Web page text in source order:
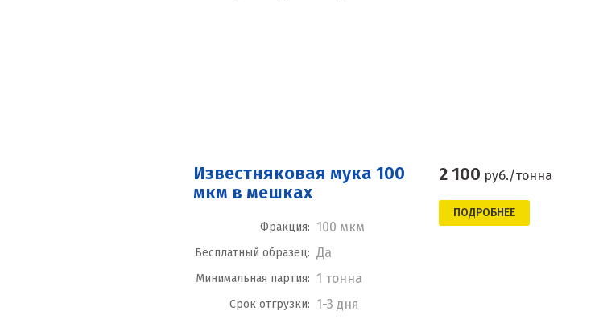
Известняковая мука 100
мкм в мешках
Фракция: 100 мкм
Бесплатный образец: Да
Минимальная партия: 1 тонна
Срок отгрузки: 1-3 дня
2 100 руб./тонна
ПОДРОБНЕЕ